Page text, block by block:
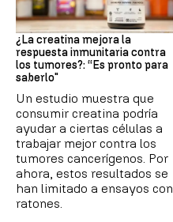
Suplementos deportivos
¿La creatina mejora la
respuesta inmunitaria contra
los tumores?: “Es pronto para
saberlo"
Un estudio muestra que
consumir creatina podría
ayudar a ciertas células a
trabajar mejor contra los
tumores cancerígenos. Por
ahora, estos resultados se
han limitado a ensayos con
ratones.